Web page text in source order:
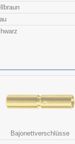
Bajonettverschlüsse